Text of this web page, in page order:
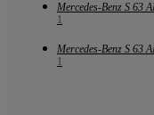
Mercedes-Benz S 63
1
Mercedes-Benz S 63
1